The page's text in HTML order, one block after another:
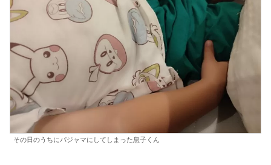
その日のうちにパジャマにしてしまった息子くん